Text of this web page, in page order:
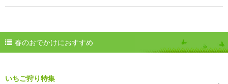
春のおでかけにおすすめ
いちご狩り特集